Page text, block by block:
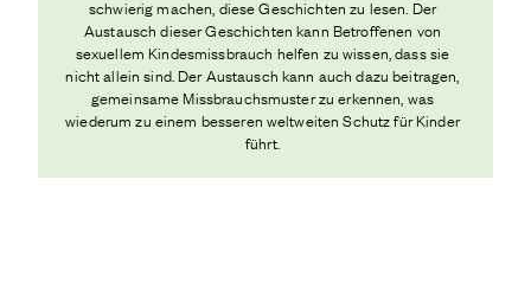
schwierig machen, diese Geschichten zu lesen. Der
Austausch dieser Geschichten kann Betroffenen von
sexuellem Kindesmissbrauch helfen zu wissen, dass sie
nicht allein sind. Der Austausch kann auch dazu beitragen,
gemeinsame Missbrauchsmuster zu erkennen, was
wiederum zu einem besseren weltweiten Schutz für Kinder
führt.